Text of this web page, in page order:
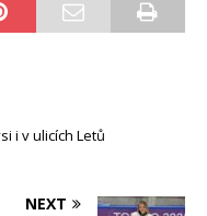
i v ulicích Letů
NEXT